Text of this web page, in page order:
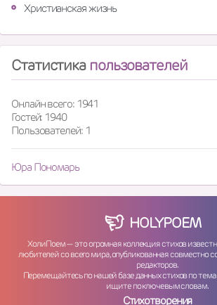
Христианская жизнь
Статистика пользователей
Онлайн всего: 1941
Гостей: 1940
Пользователей: 1
Юра Пономарь
HOLYPOEM
ХолиПоем — это огромная коллекция стихов
любителей со всего мира, опубликованная совместно
редакторов.
Перемещайтесь по нашей базе данных стихов по
ищите по ключевым словам.
Стихотворения